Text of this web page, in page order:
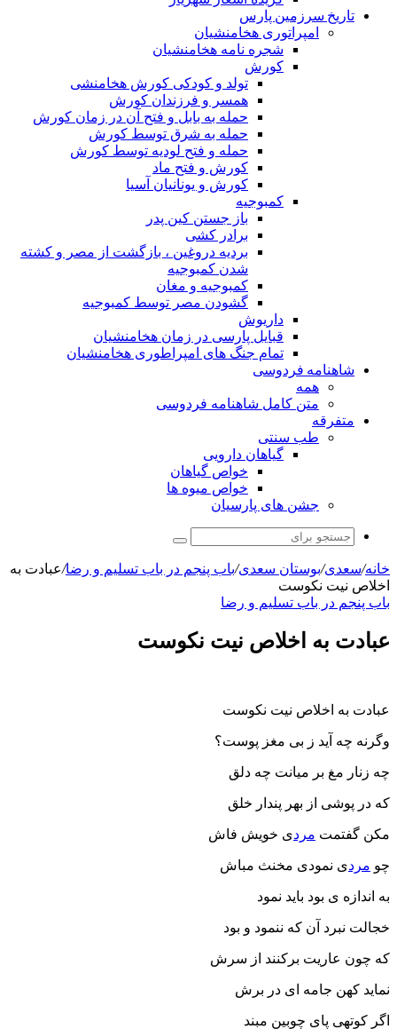
تاریخ سرزمین پارس
امپراتوری هخامنشیان
شجره نامه هخامنشیان
کورش
تولد و کودکی کورش هخامنشی
همسر و فرزندان کورش
حمله به بابل و فتح آن در زمان کورش
حمله به شرق توسط کورش
حمله و فتح لودیه توسط کورش
کورش و فتح ماد
کورش و یونانیان آسیا
کمبوجیه
باز جستن کین پدر
برادر کشی
بردیه دروغین ، بازگشت از مصر و کشته
شدن کمبوجیه
کمبوجیه و مغان
گشودن مصر توسط کمبوجیه
داریوش
قبایل پارسی در زمان هخامنشیان
تمام جنگ های امپراطوری هخامنشیان
شاهنامه فردوسی
همه
متن کامل شاهنامه فردوسی
متفرقه
طب سنتی
گیاهان دارویی
خواص گیاهان
خواص میوه ها
جشن های پارسیان
جستجو
خانه/سعدی/بوستان سعدی/باب پنجم در باب تسلیم و رضا/عبادت به
اخلاص نیت نکوست
باب پنجم در باب تسلیم و رضا
عبادت به اخلاص نیت نکوست
عبادت به اخلاص نیت نکوست
وگرنه چه آید ز بی مغز پوست؟
چه زنار مغ بر میانت چه دلق
که در پوشی از بهر پندار خلق
مکن گفتمت مردی خویش فاش
چو مردی نمودی مخنث مباش
به اندازه ی بود باید نمود
خجالت نبرد آن که ننمود و بود
که چون عاریت برکنند از سرش
نماید کهن جامه ای در برش
اگر کوتهی پای چوبین مبند